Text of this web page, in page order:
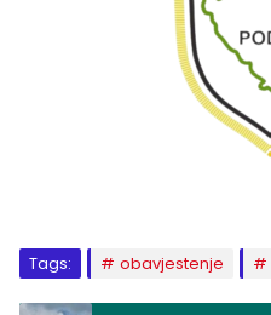
Tags: obavjestenje